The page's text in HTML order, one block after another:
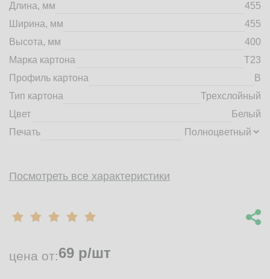
Пн-Пт 8:00 - 17:00
+7 (4832) 71-44-42
г. Брянск, Белобережская улица, 1А
© 2014 - 2026 | ООО ТД "Брянский картон" Все права защищены,
материалов с сайта строго запрещено.
Длина, мм
455
Ширина, мм
455
Высота, мм
400
Марка картона
Т23
Профиль картона
B
Тип картона
Трехслойный
Цвет
Белый
Печать
Посмотреть все характеристики
цена от:69 р/шт